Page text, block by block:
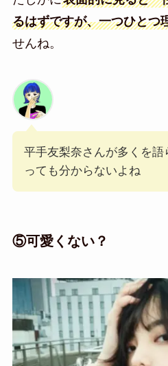
るはずですが、一つひとつ
せんね。
平手友梨奈さんが多くを
っても分からないよね
⑤可愛くない？